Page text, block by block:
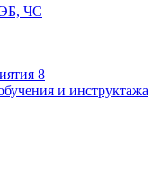
ЭБ, ЧС
8
и инструктажа